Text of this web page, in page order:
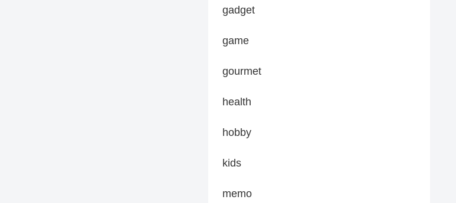
gadget
game
gourmet
health
hobby
kids
memo